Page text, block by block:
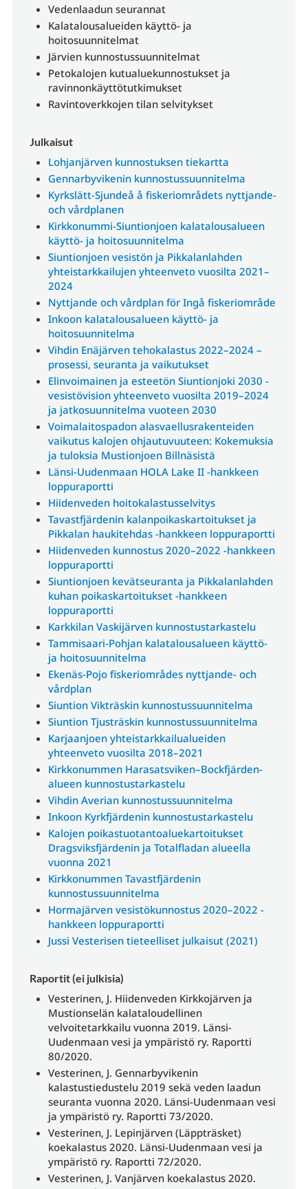
Vedenlaadun seurannat
Kalatalousalueiden käyttö- ja
hoitosuunnitelmat
Järvien kunnostussuunnitelmat
Petokalojen kutualuekunnostukset ja
ravinnonkäyttötutkimukset
Ravintoverkkojen tilan selvitykset
Julkaisut
Lohjanjärven kunnostuksen tiekartta
Gennarbyvikenin kunnostussuunnitelma
Kyrkslätt-Sjundeå å fiskeriområdets nyttjande-
och vårdplanen
Kirkkonummi-Siuntionjoen kalatalousalueen
käyttö- ja hoitosuunnitelma
Siuntionjoen vesistön ja Pikkalanlahden
yhteistarkkailujen yhteenveto vuosilta 2021–
2024
Nyttjande och vårdplan för Ingå fiskeriområde
Inkoon kalatalousalueen käyttö- ja
hoitosuunnitelma
Vihdin Enäjärven tehokalastus 2022–2024 –
prosessi, seuranta ja vaikutukset
Elinvoimainen ja esteetön Siuntionjoki 2030 -
vesistövision yhteenveto vuosilta 2019–2024
ja jatkosuunnitelma vuoteen 2030
Voimalaitospadon alasvaellusrakenteiden
vaikutus kalojen ohjautuvuuteen: Kokemuksia
ja tuloksia Mustionjoen Billnäsistä
Länsi-Uudenmaan HOLA Lake II -hankkeen
loppuraportti
Hiidenveden hoitokalastusselvitys
Tavastfjärdenin kalanpoikaskartoitukset ja
Pikkalan haukitehdas -hankkeen loppuraportti
Hiidenveden kunnostus 2020–2022 -hankkeen
loppuraportti
Siuntionjoen kevätseuranta ja Pikkalanlahden
kuhan poikaskartoitukset -hankkeen
loppuraportti
Karkkilan Vaskijärven kunnostustarkastelu
Tammisaari-Pohjan kalatalousalueen käyttö-
ja hoitosuunnitelma
Ekenäs-Pojo fiskeriområdes nyttjande- och
vårdplan
Siuntion Vikträskin kunnostussuunnitelma
Siuntion Tjusträskin kunnostussuunnitelma
Karjaanjoen yhteistarkkailualueiden
yhteenveto vuosilta 2018–2021
Kirkkonummen Harasatsviken–Bockfjärden-
alueen kunnostustarkastelu
Vihdin Averian kunnostussuunnitelma
Inkoon Kyrkfjärdenin kunnostustarkastelu
Kalojen poikastuotantoaluekartoitukset
Dragsviksfjärdenin ja Totalfladan alueella
vuonna 2021
Kirkkonummen Tavastfjärdenin
kunnostussuunnitelma
Hormajärven vesistökunnostus 2020–2022 -
hankkeen loppuraportti
Jussi Vesterisen tieteelliset julkaisut (2021)
Raportit (ei julkisia)
Vesterinen, J. Hiidenveden Kirkkojärven ja
Mustionselän kalataloudellinen
velvoitetarkkailu vuonna 2019. Länsi-
Uudenmaan vesi ja ympäristö ry. Raportti
80/2020.
Vesterinen, J. Gennarbyvikenin
kalastustiedustelu 2019 sekä veden laadun
seuranta vuonna 2020. Länsi-Uudenmaan vesi
ja ympäristö ry. Raportti 73/2020.
Vesterinen, J. Lepinjärven (Läppträsket)
koekalastus 2020. Länsi-Uudenmaan vesi ja
ympäristö ry. Raportti 72/2020.
Vesterinen, J. Vanjärven koekalastus 2020.